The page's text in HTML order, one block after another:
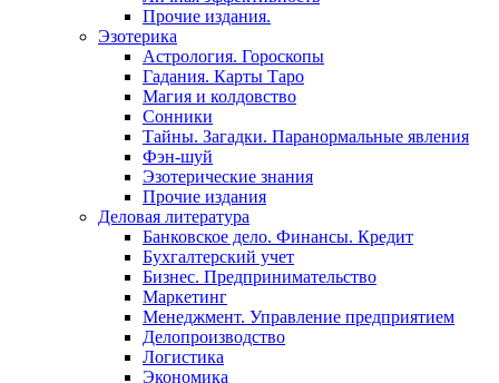
Прочие издания.
Эзотерика
Астрология. Гороскопы
Гадания. Карты Таро
Магия и колдовство
Сонники
Тайны. Загадки. Паранормальные явления
Фэн-шуй
Эзотерические знания
Прочие издания
Деловая литература
Банковское дело. Финансы. Кредит
Бухгалтерский учет
Бизнес. Предпринимательство
Маркетинг
Менеджмент. Управление предприятием
Делопроизводство
Логистика
Экономика